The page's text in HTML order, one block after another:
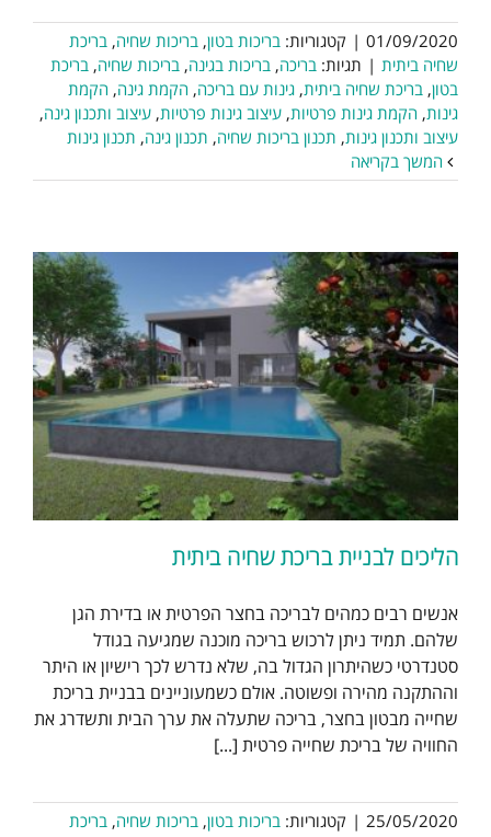
01/09/2020
| קטגוריות: בריכות בטון, בריכות שחיה, בריכת
שחיה ביתית | תגיות: בריכה, בריכות בגינה, בריכות שחיה, בריכת
בטון, בריכת שחיה ביתית, גינות עם בריכה, הקמת גינה, הקמת
גינות, הקמת גינות פרטיות, עיצוב גינות פרטיות, עיצוב ותכנון גינה,
עיצוב ותכנון גינות, תכנון בריכות שחיה, תכנון גינה, תכנון גינות
המשך בקריאה
הליכים לבניית בריכת שחיה ביתית
אנשים רבים כמהים לבריכה בחצר הפרטית או בדירת הגן
שלהם. תמיד ניתן לרכוש בריכה מוכנה שמגיעה בגודל
סטנדרטי כשהיתרון הגדול בה, שלא נדרש לכך רישיון או היתר
וההתקנה מהירה ופשוטה. אולם כשמעוניינים בבניית בריכת
שחייה מבטון בחצר, בריכה שתעלה את ערך הבית ותשדרג את
החוויה של בריכת שחייה פרטית [...]
25/05/2020
| קטגוריות: בריכות בטון, בריכות שחיה, בריכת